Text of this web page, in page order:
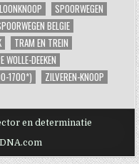
SPOORWEGEN
BELGIE
TRAM EN TREIN
WOLLE-DEEKEN
1700*) ZILVEREN-KNOOP
en determinatie